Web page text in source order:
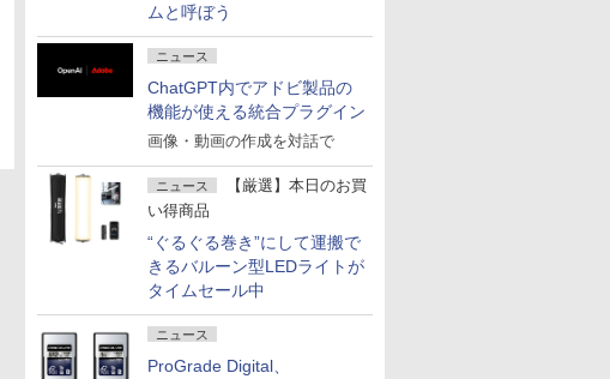
ムと呼ぼう
ニュース
ChatGPT内でアドビ製品の
機能が使える統合プラグイン
画像・動画の作成を対話で
ニュース
【厳選】本日のお買
い得商品
“ぐるぐる巻き”にして運搬で
きるバルーン型LEDライトが
タイムセール中
ニュース
ProGrade Digital、